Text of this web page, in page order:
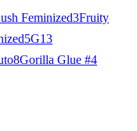
Feminized3Fruity
5G13
8Gorilla Glue #4